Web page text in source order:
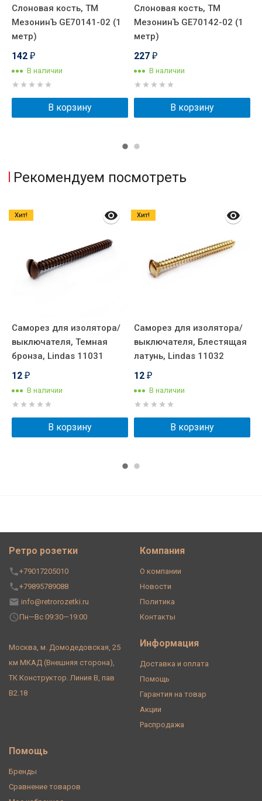
Слоновая кость, ТМ
МезонинЪ GE70141-02 (1
метр)
142 ₽
В наличии
В корзину
Слоновая кость, ТМ
МезонинЪ GE70142-02 (1
метр)
227 ₽
В наличии
В корзину
Рекомендуем посмотреть
Саморез для изолятора/
выключателя, Темная
бронза, Lindas 11031
12 ₽
В наличии
В корзину
Хит!
Саморез для изолятора/
выключателя, Блестящая
латунь, Lindas 11032
12 ₽
В наличии
В корзину
Хит!
Ретро розетки
+79017205010
+79895789088
info@retrorozetki.ru
Пн—Вс 09:30—19:00
Москва, м. Домодедовская, 25
км МКАД (Внешняя сторона),
ТК Конструктор. Линия В, пав
В2.18
Компания
О компании
Новости
Политика
Контакты
Информация
Доставка и оплата
Помощь
Гарантия на товар
Акции
Распродажа
Помощь
Бренды
Сравнение товаров